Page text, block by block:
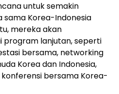
untuk semakin
sama Korea-Indonesia
mereka akan
program lanjutan, seperti
bersama, networking
Korea dan Indonesia,
bersama Korea-